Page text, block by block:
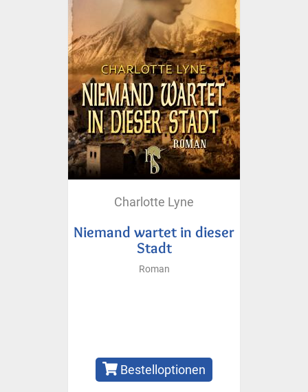
Charlotte Lyne
Niemand wartet in dieser
Stadt
Roman
Bestelloptionen